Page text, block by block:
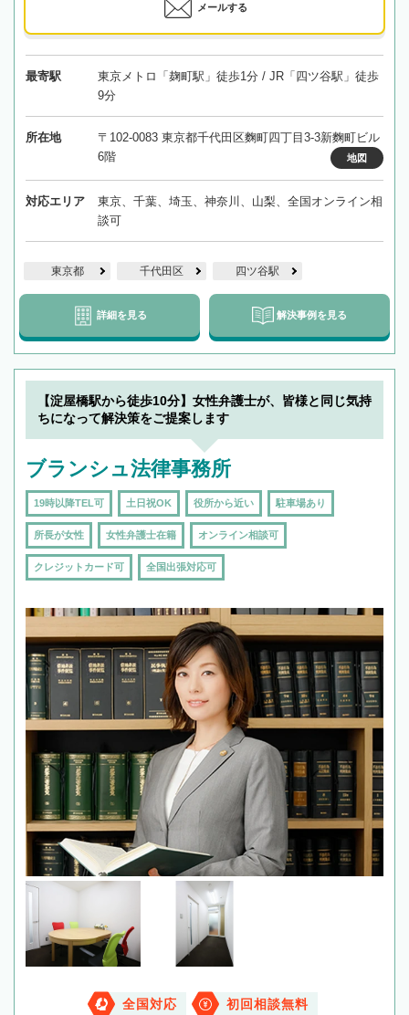
メールする
最寄駅
東京メトロ「麹町駅」徒歩1分 / JR「四ツ谷駅」徒歩
9分
所在地
〒102-0083 東京都千代田区麴町四丁目3-3新麴町ビル
6階
地図
対応エリア
東京、千葉、埼玉、神奈川、山梨、全国オンライン相
談可
東京都 千代田区 四ツ谷駅
詳細を見る 解決事例を見る
【淀屋橋駅から徒歩10分】女性弁護士が、皆様と同じ気持
ちになって解決策をご提案します
ブランシュ法律事務所
19時以降TEL可 土日祝OK 役所から近い 駐車場あり
所長が女性 女性弁護士在籍 オンライン相談可
クレジットカード可 全国出張対応可
全国対応 初回相談無料